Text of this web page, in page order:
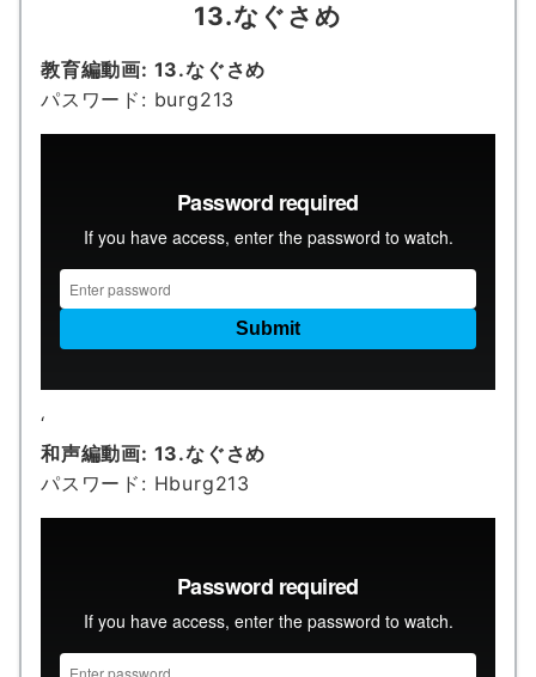
13.なぐさめ
教育編動画: 13.なぐさめ
パスワード: burg213
‘
和声編動画: 13.なぐさめ
パスワード: Hburg213